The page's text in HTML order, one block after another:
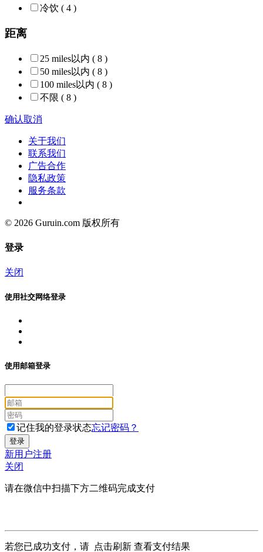
冷饮 ( 4 )
距离
25 miles以内 ( 8 )
50 miles以内 ( 8 )
100 miles以内 ( 8 )
不限 ( 8 )
确认取消
关于我们
联系我们
广告合作
隐私政策
服务条款
© 2026 Guruin.com 版权所有
登录
关闭
使用社交网络登录
使用邮箱登录
记住我的登录状态忘记密码？
新用户注册
关闭
请在微信中扫描下方二维码完成支付
若您已成功支付，请 点击刷新 查看支付结果